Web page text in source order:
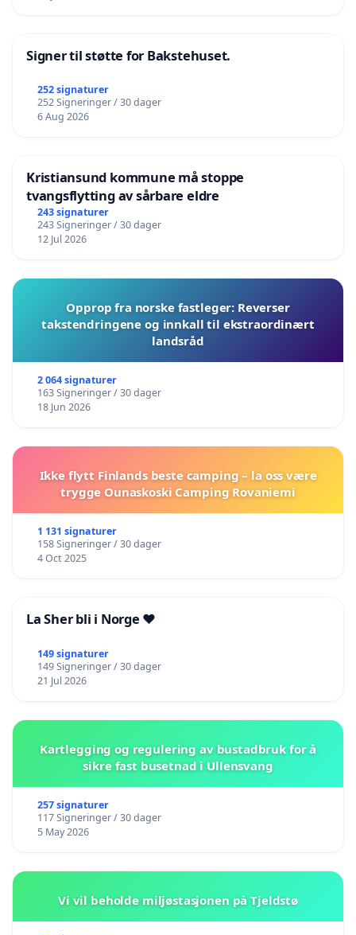
Signer til støtte for Bakstehuset.
252 signaturer
252 Signeringer / 30 dager
6 Aug 2026
Kristiansund kommune må stoppe
tvangsflytting av sårbare eldre
243 signaturer
243 Signeringer / 30 dager
12 Jul 2026
Opprop fra norske fastleger: Reverser
takstendringene og innkall til ekstraordinært
landsråd
2 064 signaturer
163 Signeringer / 30 dager
18 Jun 2026
Ikke flytt Finlands beste camping – la oss være
trygge Ounaskoski Camping Rovaniemi
1 131 signaturer
158 Signeringer / 30 dager
4 Oct 2025
La Sher bli i Norge ❤️
149 signaturer
149 Signeringer / 30 dager
21 Jul 2026
Kartlegging og regulering av bustadbruk for å
sikre fast busetnad i Ullensvang
257 signaturer
117 Signeringer / 30 dager
5 May 2026
Vi vil beholde miljøstasjonen på Tjeldstø